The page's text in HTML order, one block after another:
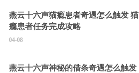
燕云十六声猫瘾患者奇遇怎么触发 猫
瘾患者任务完成攻略
04-08
燕云十六声神秘的借条奇遇怎么触发